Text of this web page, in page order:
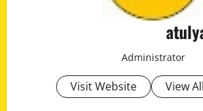
Administrator
Visit Website View